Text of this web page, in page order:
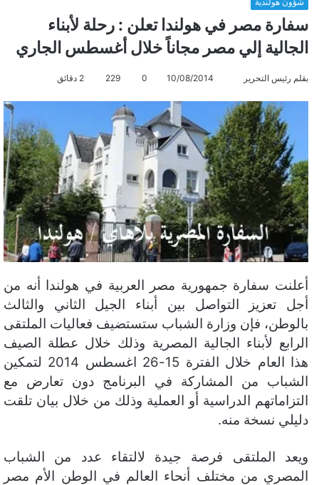
سفارة مصر في هولندا تعلن : رحلة لأبناء
الجالية إلي مصر مجاناً خلال أغسطس الجاري
بقلم رئيس التحرير
س
ل
ب
ر
ي
د
ا
إ
ل
ر
ن
ا
10/08/2014
0
229
أعلنت سفارة جمهورية مصر العربية في هولندا أنه من
أجل تعزيز التواصل بين أبناء الجيل الثاني والثالث
بالوطن، فإن وزارة الشباب ستستضيف فعاليات الملتقى
الرابع لأبناء الجالية المصرية وذلك خلال عطلة الصيف
هذا العام خلال الفترة 15-26 اغسطس 2014 لتمكين
الشباب من المشاركة في البرنامج دون تعارض مع
التزاماتهم الدراسية أو العملية وذلك من خلال بيان تلقت
دليلي نسخة منه.
ويعد الملتقى فرصة جيدة لالتقاء عدد من الشباب
المصري من مختلف أنحاء العالم في الوطن الأم مصر